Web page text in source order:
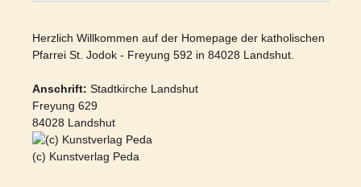
Herzlich Willkommen auf der Homepage der katholischen
Pfarrei St. Jodok - Freyung 592 in 84028 Landshut.
Anschrift: Stadtkirche Landshut
Freyung 629
84028 Landshut
(c) Kunstverlag Peda